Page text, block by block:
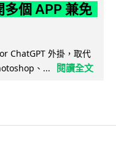
多個 APP 兼免
ChatGPT 外掛，取代
、...
閱讀全文